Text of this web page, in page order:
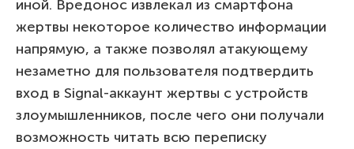
иной. Вредонос извлекал из смартфона
жертвы некоторое количество информации
напрямую, а также позволял атакующему
незаметно для пользователя подтвердить
вход в Signal-аккаунт жертвы с устройств
злоумышленников, после чего они получали
возможность читать всю переписку